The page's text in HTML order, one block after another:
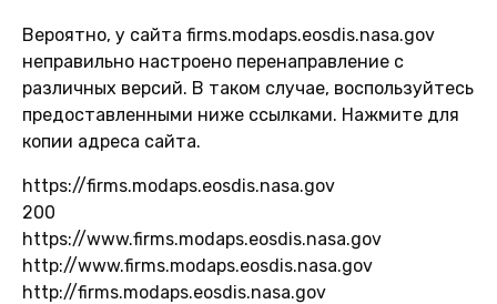
Вероятно, у сайта firms.modaps.eosdis.nasa.gov
неправильно настроено перенаправление с
различных версий. В таком случае, воспользуйтесь
предоставленными ниже ссылками. Нажмите для
копии адреса сайта.
https://firms.modaps.eosdis.nasa.gov
200
https://www.firms.modaps.eosdis.nasa.gov
http://www.firms.modaps.eosdis.nasa.gov
http://firms.modaps.eosdis.nasa.gov